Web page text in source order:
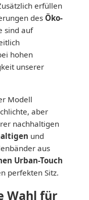
erfüllen
des Öko-
sind auf
hohen
unserer
Modell
aber
nachhaltigen
und
aus
Urban-Touch
perfekten Sitz.
Wahl für